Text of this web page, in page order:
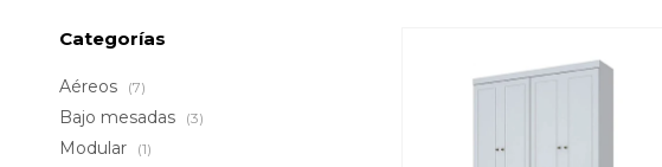
Categorías
Aéreos (7)
Bajo mesadas (3)
Modular (1)